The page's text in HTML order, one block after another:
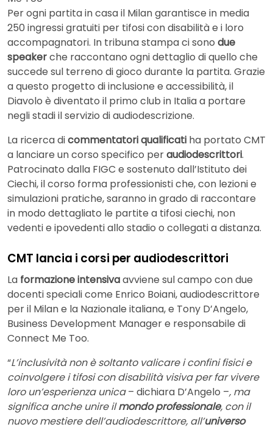
Per ogni partita in casa il Milan garantisce in media
250 ingressi gratuiti per tifosi con disabilità e i loro
accompagnatori. In tribuna stampa ci sono due
speakerche raccontano ogni dettaglio di quello che
succede sul terreno di gioco durante la partita. Grazie
a questo progetto di inclusione e accessibilità, il
Diavolo è diventato il primo club in Italia a portare
negli stadi il servizio di audiodescrizione.
La ricerca dicommentatori qualificati ha portato CMT
a lanciare un corso specifico peraudiodescrittori.
Patrocinato dalla FIGC e sostenuto dall’Istituto dei
Ciechi, il corso forma professionisti che, con lezioni e
simulazioni pratiche, saranno in grado di raccontare
in modo dettagliato le partite a tifosi ciechi, non
vedenti e ipovedenti allo stadio o collegati a distanza.
CMT lancia i corsi per audiodescrittori
La formazione intensivaavviene sul campo con due
docenti speciali come Enrico Boiani, audiodescrittore
per il Milan e la Nazionale italiana, e Tony D’Angelo,
Business Development Manager e responsabile di
Connect Me Too.
“L’inclusività non è soltanto valicare i confini fisici e
coinvolgere i tifosi con disabilità visiva per far vivere
loro un’esperienza unica– dichiara D’Angelo –, ma
significa anche unire ilmondo professionale, con il
nuovo mestiere dell’audiodescrittore, all’universo